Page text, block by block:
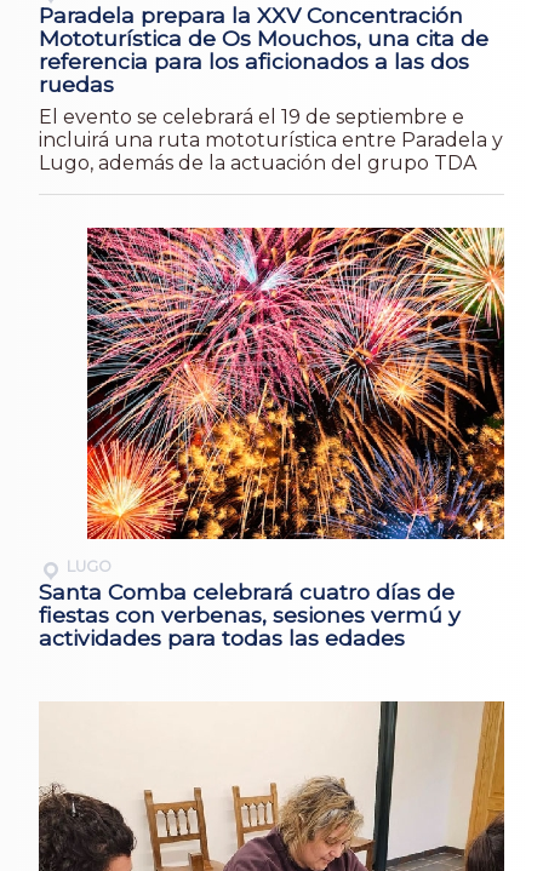
Paradela prepara la XXV Concentración
Mototurística de Os Mouchos, una cita de
referencia para los aficionados a las dos
ruedas
El evento se celebrará el 19 de septiembre e
incluirá una ruta mototurística entre Paradela y
Lugo, además de la actuación del grupo TDA
LUGO
Santa Comba celebrará cuatro días de
fiestas con verbenas, sesiones vermú y
actividades para todas las edades